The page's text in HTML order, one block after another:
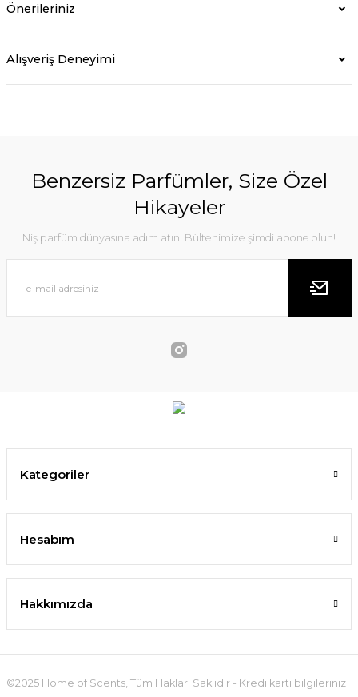
Önerileriniz
Alışveriş Deneyimi
Benzersiz Parfümler, Size Özel
Hikayeler
Niş parfüm dünyasına adım atın. Bültenimize şimdi abone olun!
Kategoriler
Hesabım
Hakkımızda
©2025 Home of Scents, Tüm Hakları Saklıdır - Kredi kartı bilgileriniz